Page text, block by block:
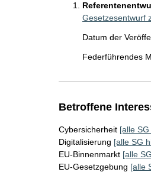
Gesetzesentwurf
Datum der
Federführendes
Betroffene
Cybersicherheit [alle
Digitalisierung [alle SG
EU-Binnenmarkt [alle
EU-Gesetzgebung [alle